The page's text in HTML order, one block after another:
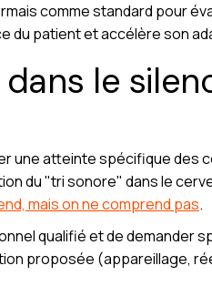
comme standard pour
du patient et accélère son
le
une atteinte spécifique des
du "tri sonore" dans le
mais on ne comprend pas.
qualifié et de demander
proposée (appareillage,